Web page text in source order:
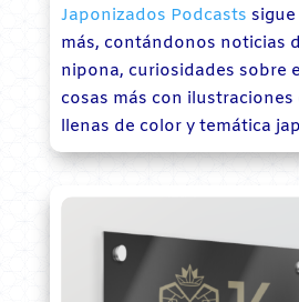
Japonizados Podcasts
más, contándonos noticias
nipona, curiosidades sobre
cosas más con
llenas de color y temática